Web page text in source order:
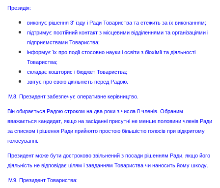
Президія:
виконує рішення 3' їзду і Ради Товариства та стежить за їх виконанням;
підтримує постійний контакт з місцевими відділеннями та організаціями і
підприємствами Товариства;
інформує їх про події стосовно науки і освіти з біохімії та діяльності
Товариства;
складає кошторис і бюджет Товариства;
звітує про свою діяльність перед Радою.
IV.8. Президент забезпечує оперативне керівництво.
Він обирається Радою строком на два роки з числа її членів. Обраним
вважається кандидат, якщо на засіданні присутні не менше половини членів Ради
за списком і рішення Ради прийнято простою більшістю голосів при відкритому
голосуванні.
Президент може бути достроково звільнений з посади рішенням Ради, якщо його
діяльність не відповідає цілям і завданням Товариства чи наносить йому шкоду.
IV.9. Президент Товариства: